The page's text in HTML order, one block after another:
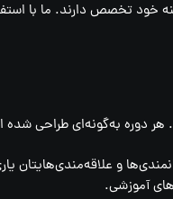
تخصص دارند. ما با
هر دوره به‌گونه‌ای طراحی
و علاقه‌مندی‌هایتان
آموزشی.